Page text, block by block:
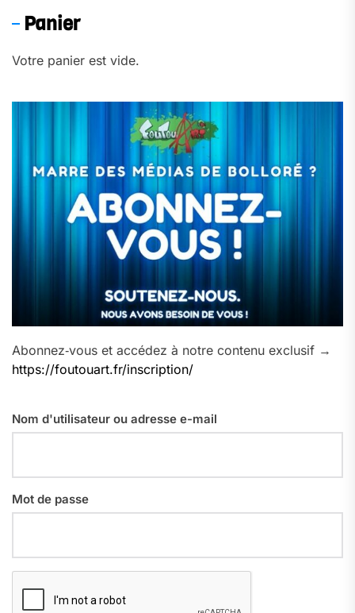
Panier
Votre panier est vide.
Abonnez‑vous et accédez à notre contenu exclusif →
https://foutouart.fr/inscription/
Nom d'utilisateur ou adresse e-mail
Mot de passe